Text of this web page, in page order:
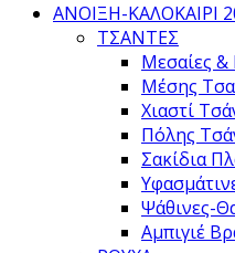
ΑΝΟΙΞΗ-ΚΑΛΟΚΑΙΡΙ
ΤΣΑΝΤΕΣ
Μεσαίες &
Μέσης
Χιαστί
Πόλης
Σακίδια
Ψάθινες-
Αμπιγιέ